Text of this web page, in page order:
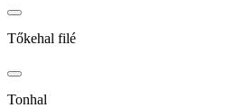
Tőkehal filé
Tonhal